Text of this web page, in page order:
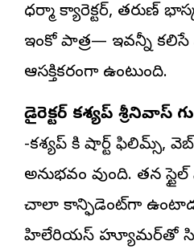
ధర్మా క్యారెక్టర్, తరుణ్
ఇంకో పాత్ర— ఇవన్నీ
ఆసక్తికరంగా ఉంటుంది.
డైరెక్టర్ కశ్యప్ శ్రీనివాస్
-కశ్యప్ కి షార్ట్ ఫిలిమ్స్,
అనుభవం వుంది. తన
చాలా కాన్ఫిడెంట్‌గా
హిలేరియస్ హ్యూమర్‌తో